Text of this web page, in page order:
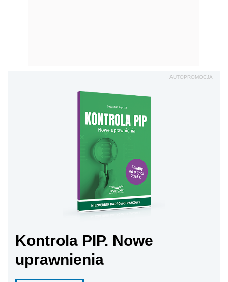
AUTOPROMOCJA
Kontrola PIP. Nowe
uprawnienia